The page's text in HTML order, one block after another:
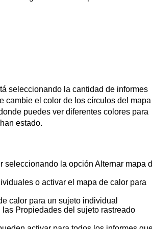
á seleccionando la cantidad de informes
cambie el color de los círculos del mapa
puedes ver diferentes colores para
han estado.
seleccionando la opción Alternar mapa
o activar el mapa de calor para
calor para un sujeto individual
las Propiedades del sujeto rastreado